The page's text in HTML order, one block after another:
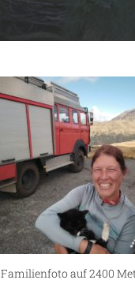
Familienfoto auf 2400